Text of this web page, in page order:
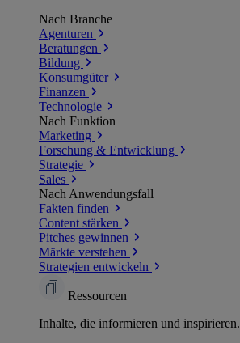
Nach Branche
Agenturen
Beratungen
Bildung
Konsumgüter
Finanzen
Technologie
Nach Funktion
Marketing
Forschung & Entwicklung
Strategie
Sales
Nach Anwendungsfall
Fakten finden
Content stärken
Pitches gewinnen
Märkte verstehen
Strategien entwickeln
Ressourcen
Inhalte, die informieren und inspirieren.